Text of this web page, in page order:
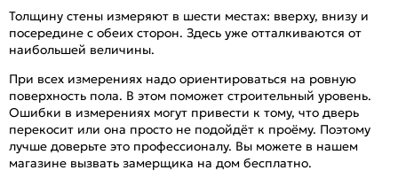
Толщину стены измеряют в шести местах: вверху, внизу и
посередине с обеих сторон. Здесь уже отталкиваются от
наибольшей величины.
При всех измерениях надо ориентироваться на ровную
поверхность пола. В этом поможет строительный уровень.
Ошибки в измерениях могут привести к тому, что дверь
перекосит или она просто не подойдёт к проёму. Поэтому
лучше доверьте это профессионалу. Вы можете в нашем
магазине вызвать замерщика на дом бесплатно.